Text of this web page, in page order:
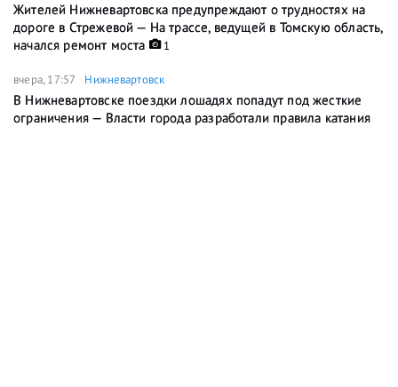
Жителей Нижневартовска предупреждают о трудностях на
дороге в Стрежевой — На трассе, ведущей в Томскую область,
начался ремонт моста
1
вчера, 17:57 Нижневартовск
В Нижневартовске поездки лошадях попадут под жесткие
ограничения — Власти города разработали правила катания